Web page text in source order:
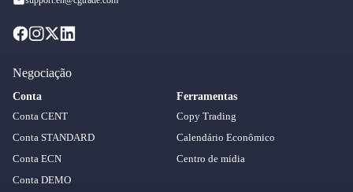
Negociação
Conta
Conta CENT
Conta STANDARD
Conta ECN
Conta DEMO
Ferramentas
Copy Trading
Calendário Econômico
Centro de mídia